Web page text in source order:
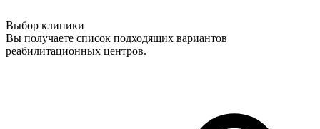
Выбор клиники
Вы получаете список подходящих вариантов
реабилитационных центров.